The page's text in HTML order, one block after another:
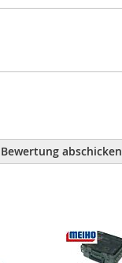
Bewertung abschicken